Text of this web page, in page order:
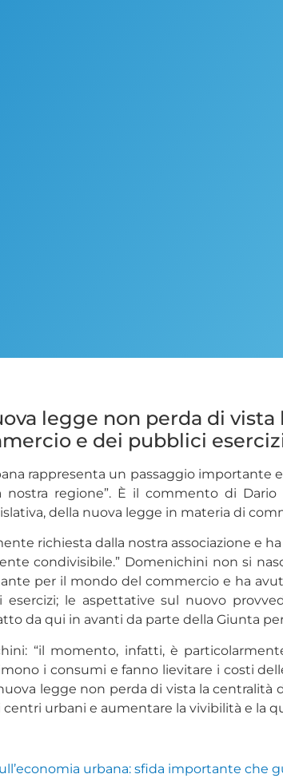
legge non perda di
e dei pubblici
rappresenta un passaggio
regione”. È il commento di
della nuova legge in materia di
richiesta dalla nostra associazione e
condivisibile.” Domenichini non si
per il mondo del commercio e ha
le aspettative sul nuovo
da qui in avanti da parte della Giunta per
“il momento, infatti, è
i consumi e fanno lievitare i costi
legge non perda di vista la centralità
urbani e aumentare la vivibilità e la
urbana: sfida importante che